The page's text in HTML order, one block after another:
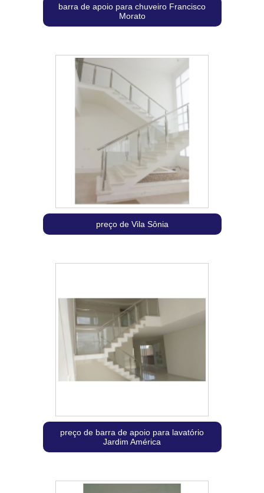
barra de apoio para chuveiro Francisco
Morato
preço de Vila Sônia
preço de barra de apoio para lavatório
Jardim América